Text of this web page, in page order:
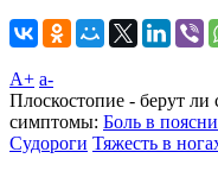
A+ а-
Плоскостопие - берут
симптомы: Боль в
Судороги Тяжесть в